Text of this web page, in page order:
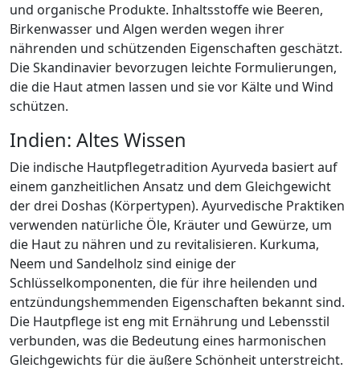
und organische Produkte. Inhaltsstoffe wie Beeren,
Birkenwasser und Algen werden wegen ihrer
nährenden und schützenden Eigenschaften geschätzt.
Die Skandinavier bevorzugen leichte Formulierungen,
die die Haut atmen lassen und sie vor Kälte und Wind
schützen.
Indien: Altes Wissen
Die indische Hautpflegetradition Ayurveda basiert auf
einem ganzheitlichen Ansatz und dem Gleichgewicht
der drei Doshas (Körpertypen). Ayurvedische Praktiken
verwenden natürliche Öle, Kräuter und Gewürze, um
die Haut zu nähren und zu revitalisieren. Kurkuma,
Neem und Sandelholz sind einige der
Schlüsselkomponenten, die für ihre heilenden und
entzündungshemmenden Eigenschaften bekannt sind.
Die Hautpflege ist eng mit Ernährung und Lebensstil
verbunden, was die Bedeutung eines harmonischen
Gleichgewichts für die äußere Schönheit unterstreicht.